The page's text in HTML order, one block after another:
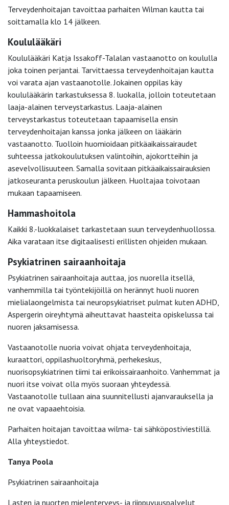
Terveydenhoitajan tavoittaa parhaiten Wilman kautta tai
soittamalla klo 14 jälkeen.
Koululääkäri
Koululääkäri Katja Issakoff-Talalan vastaanotto on koululla
joka toinen perjantai. Tarvittaessa terveydenhoitajan kautta
voi varata ajan vastaanotolle. Jokainen oppilas käy
koululääkärin tarkastuksessa 8. luokalla, jolloin toteutetaan
laaja-alainen terveystarkastus. Laaja-alainen
terveystarkastus toteutetaan tapaamisella ensin
terveydenhoitajan kanssa jonka jälkeen on lääkärin
vastaanotto. Tuolloin huomioidaan pitkäaikaissairaudet
suhteessa jatkokoulutuksen valintoihin, ajokortteihin ja
asevelvollisuuteen. Samalla sovitaan pitkäaikaissairauksien
jatkoseuranta peruskoulun jälkeen. Huoltajaa toivotaan
mukaan tapaamiseen.
Hammashoitola
Kaikki 8.-luokkalaiset tarkastetaan suun terveydenhuollossa.
Aika varataan itse digitaalisesti erillisten ohjeiden mukaan.
Psykiatrinen sairaanhoitaja
Psykiatrinen sairaanhoitaja auttaa, jos nuorella itsellä,
vanhemmilla tai työntekijöillä on herännyt huoli nuoren
mielialaongelmista tai neuropsykiatriset pulmat kuten ADHD,
Aspergerin oireyhtymä aiheuttavat haasteita opiskelussa tai
nuoren jaksamisessa.
Vastaanotolle nuoria voivat ohjata terveydenhoitaja,
kuraattori, oppilashuoltoryhmä, perhekeskus,
nuorisopsykiatrinen tiimi tai erikoissairaanhoito. Vanhemmat ja
nuori itse voivat olla myös suoraan yhteydessä.
Vastaanotolle tullaan aina suunnitellusti ajanvarauksella ja
ne ovat vapaaehtoisia.
Parhaiten hoitajan tavoittaa wilma- tai sähköpostiviestillä.
Alla yhteystiedot.
Tanya Poola
Psykiatrinen sairaanhoitaja
Lasten ja nuorten mielenterveys- ja riippuvuuspalvelut